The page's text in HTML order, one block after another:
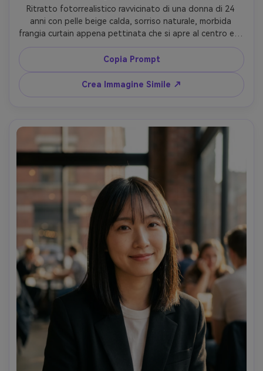
Ritratto fotorrealistico ravvicinato di una donna di 24
anni con pelle beige calda, sorriso naturale, morbida
frangia curtain appena pettinata che si apre al centro e si
fonde con lunghi strati, trucco pesca delicato e labbra
lucide, indossa un dolcevita crema a costine e piccoli
orecchini d’oro, scattato in un appartamento luminoso
vicino a una finestra con tende leggere, luce soffusa
diurna, Sony A7IV, 85mm f/1.4, profondità di campo
svolazzanti, color grading editoriale, pori e ombre
Copia Prompt
Crea Immagine Simile ↗